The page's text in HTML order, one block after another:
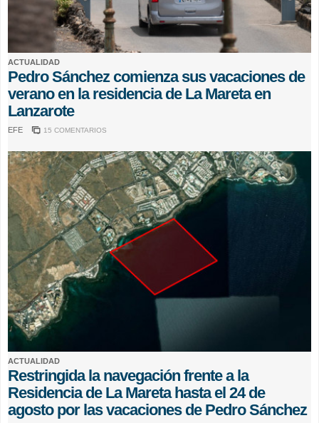
ACTUALIDAD
Pedro Sánchez comienza sus vacaciones de
verano en la residencia de La Mareta en
Lanzarote
EFE 15 COMENTARIOS
ACTUALIDAD
Restringida la navegación frente a la
Residencia de La Mareta hasta el 24 de
agosto por las vacaciones de Pedro Sánchez